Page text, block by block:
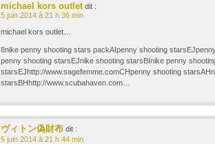
michael kors outlet dit :
5 juin 2014 à 21 h 36 min
michael kors outlet…
8nike penny shooting stars packAIpenny shooting
penny shooting starsEJnike shooting starsBInike penny
starsEJhttp://www.sagefemme.comCHpenny shooting
starsBHhttp://www.scubahaven.com…
ヴィトン偽財布 dit :
5 juin 2014 à 21 h 44 min